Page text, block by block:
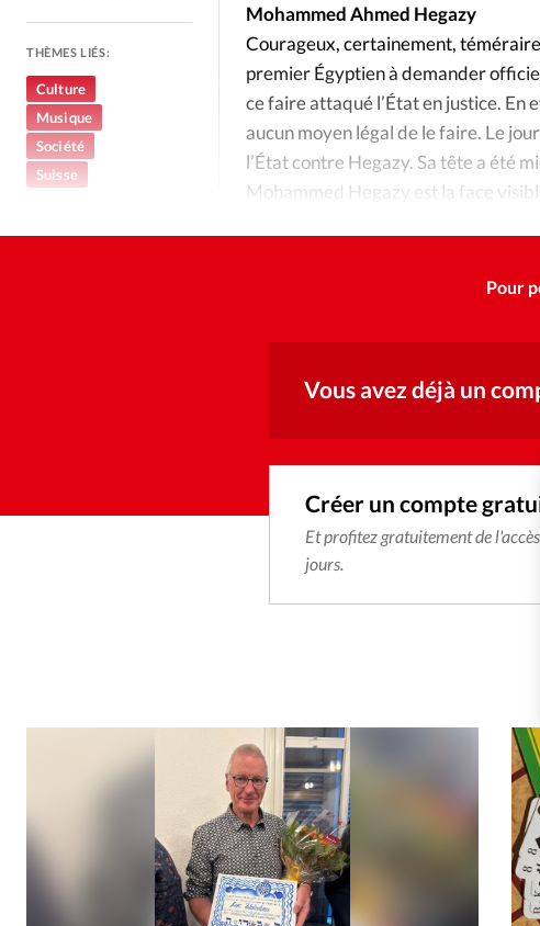
Publireportage
Relations
Société
Tour du monde des
Trait d'Ixène
Vécu Vie
THÈMES LIÉS:
Culture
Musique
Société
Suisse
Mohammed Ahmed Hegazy
Courageux, certainement,
premier Égyptien à demander
ce faire attaqué l’État en justice. En
aucun moyen légal de le faire. Le
l’État contre Hegazy. Sa tête a été
Mohammed Hegazy est la face
Pour
Vous avez déjà un
Créer un compte
Et profitez gratuitement de
jours.